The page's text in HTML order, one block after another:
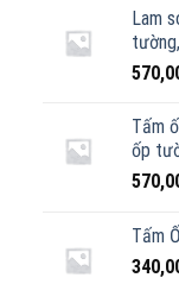
Lam
Tấm
ốp
Tấm